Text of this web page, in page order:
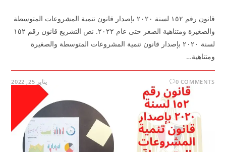
قانون رقم ١٥٢ لسنة ٢٠٢٠ بإصدار قانون تنمية المشروعات المتوسطة
والصغيرة ومتناهية الصغر حتى عام ٢٠٢٢. نص التشريع قانون رقم ١٥٢
لسنة ٢٠٢٠ بإصدار قانون تنمية المشروعات المتوسطة والصغيرة
ومتناهية…
0 COMMENTS يناير 25, 2022